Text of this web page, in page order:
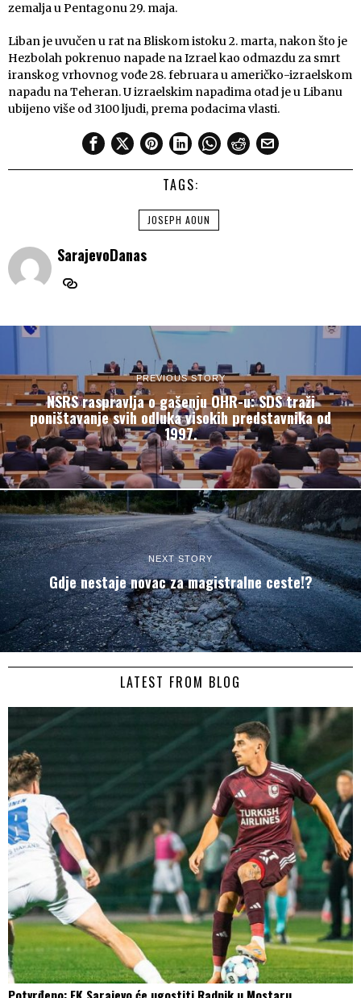
zemalja u Pentagonu 29. maja.
Liban je uvučen u rat na Bliskom istoku 2. marta, nakon što je
Hezbolah pokrenuo napade na Izrael kao odmazdu za smrt
iranskog vrhovnog vođe 28. februara u američko-izraelskom
napadu na Teheran. U izraelskim napadima otad je u Libanu
ubijeno više od 3100 ljudi, prema podacima vlasti.
TAGS:
JOSEPH AOUN
SarajevoDanas
PREVIOUS STORY
NSRS raspravlja o gašenju OHR-u: SDS traži
poništavanje svih odluka visokih predstavnika od
1997.
NEXT STORY
Gdje nestaje novac za magistralne ceste!?
LATEST FROM BLOG
Potvrđeno: FK Sarajevo će ugostiti Radnik u Mostaru